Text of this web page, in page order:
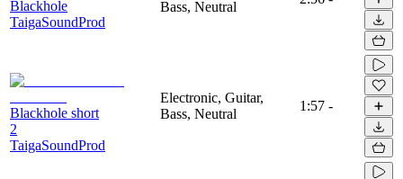
Blackhole
TaigaSoundProd
Bass, Neutral
Blackhole short
2
TaigaSoundProd
Electronic, Guitar,
Bass, Neutral
1:57 -